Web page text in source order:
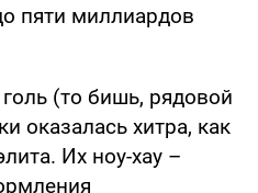
пяти миллиардов
(то бишь, рядовой
оказалась хитра, как
Их ноу-хау –